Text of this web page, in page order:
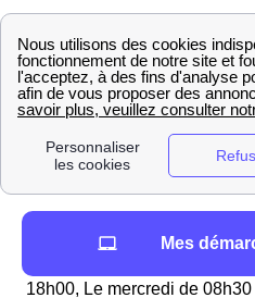
contacts
Que vous soyez tout juste
vous projetiez de vous y
le Challaisien de longue
de contacter votre mairie.
Pour vous rendre sur place,
18h00, Le mercredi de
Mes